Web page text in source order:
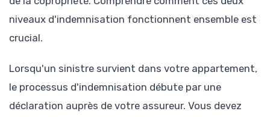
niveaux d'indemnisation fonctionnent ensemble est
crucial.
Lorsqu'un sinistre survient dans votre appartement,
le processus d'indemnisation débute par une
déclaration auprès de votre assureur. Vous devez